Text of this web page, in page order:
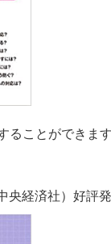
ことができます
央経済社）好評